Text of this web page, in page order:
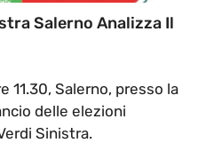
Salerno Analizza Il
11.30, Salerno, presso la
delle elezioni
Sinistra.